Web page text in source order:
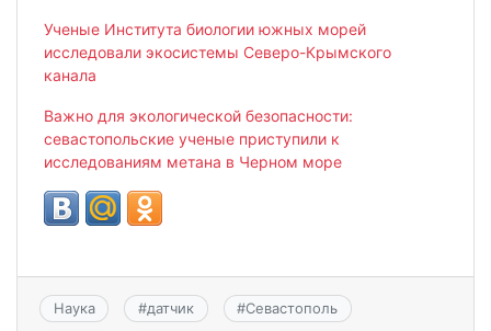
Ученые Института биологии южных морей
исследовали экосистемы Северо-Крымского
канала
Важно для экологической безопасности:
севастопольские ученые приступили к
исследованиям метана в Черном море
Наука #датчик #Севастополь